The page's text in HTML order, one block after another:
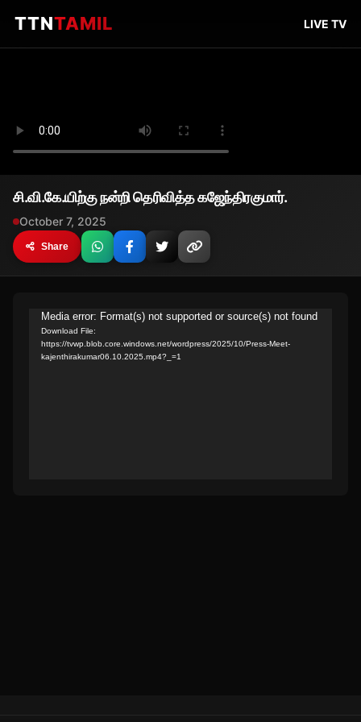
TTNTAMIL LIVE TV
சி.வி.கே.யிற்கு நன்றி தெரிவித்த கஜேந்திரகுமார்.
October 7, 2025
Share
Video
Player
Media error: Format(s) not supported or source(s) not found
Download File:
https://tvwp.blob.core.windows.net/wordpress/2025/10/Press-Meet-
kajenthirakumar06.10.2025.mp4?_=1